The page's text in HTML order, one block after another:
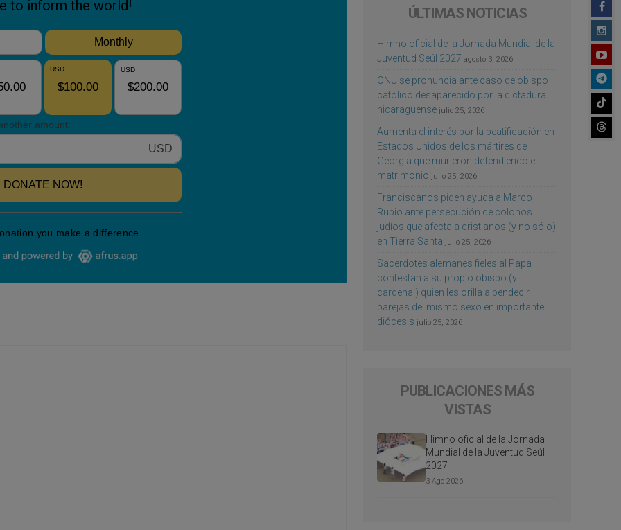
ÚLTIMAS NOTICIAS
Himno oficial de la Jornada Mundial de la
Juventud Seúl 2027 agosto 3, 2026
ONU se pronuncia ante caso de obispo
católico desaparecido por la dictadura
nicaragüense julio 25, 2026
Aumenta el interés por la beatificación en
Estados Unidos de los mártires de
Georgia que murieron defendiendo el
matrimonio julio 25, 2026
Franciscanos piden ayuda a Marco
Rubio ante persecución de colonos
judíos que afecta a cristianos (y no sólo)
en Tierra Santa julio 25, 2026
Sacerdotes alemanes fieles al Papa
contestan a su propio obispo (y
cardenal) quien les orilla a bendecir
parejas del mismo sexo en importante
diócesis julio 25, 2026
PUBLICACIONES MÁS
VISTAS
Himno oficial de la Jornada
Mundial de la Juventud Seúl
2027
3 Ago 2026